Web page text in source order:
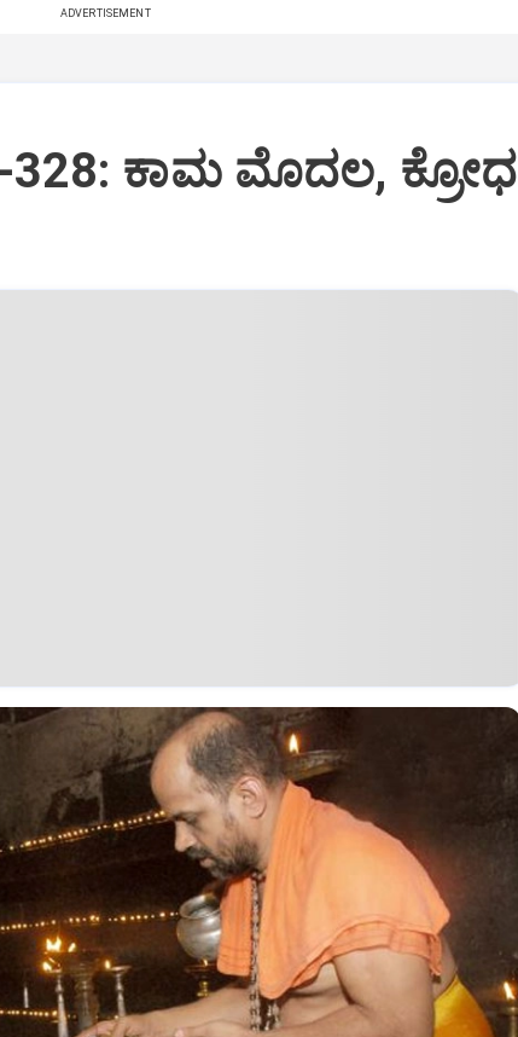
ADVERTISEMENT
328: ಕಾಮ ಮೊದಲ, ಕ್ರೋಧ